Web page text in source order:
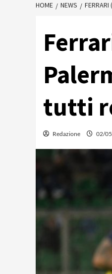
HOME NEWS FERRARI
tutti
Redazione 02/